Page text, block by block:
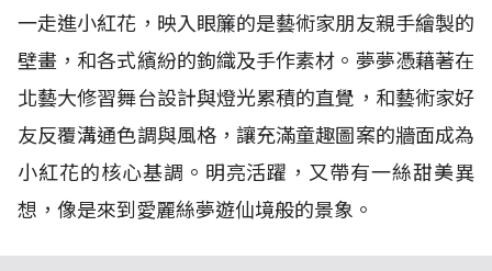
一走進小紅花，映入眼簾的是藝術家朋友親手繪製的
壁畫，和各式繽紛的鉤織及手作素材。夢夢憑藉著在
北藝大修習舞台設計與燈光累積的直覺，和藝術家好
友反覆溝通色調與風格，讓充滿童趣圖案的牆面成為
小紅花的核心基調。明亮活躍，又帶有一絲甜美異
想，像是來到愛麗絲夢遊仙境般的景象。